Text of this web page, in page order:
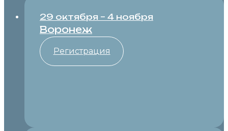
29 октября – 4 ноября
Воронеж
Регистрация